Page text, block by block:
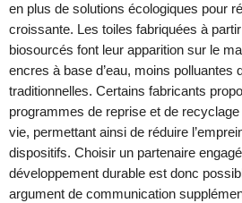
en plus de solutions écologiques pour
croissante. Les toiles fabriquées à
biosourcés font leur apparition sur le
encres à base d’eau, moins polluantes
traditionnelles. Certains fabricants
programmes de reprise et de
vie, permettant ainsi de réduire
dispositifs. Choisir un partenaire
développement durable est donc
argument de communication